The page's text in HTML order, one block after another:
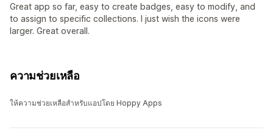
Great app so far, easy to create badges, easy to modify, and
to assign to specific collections. I just wish the icons were
larger. Great overall.
ความช่วยเหลือ
ให้ความช่วยเหลือสำหรับแอปโดย Hoppy Apps